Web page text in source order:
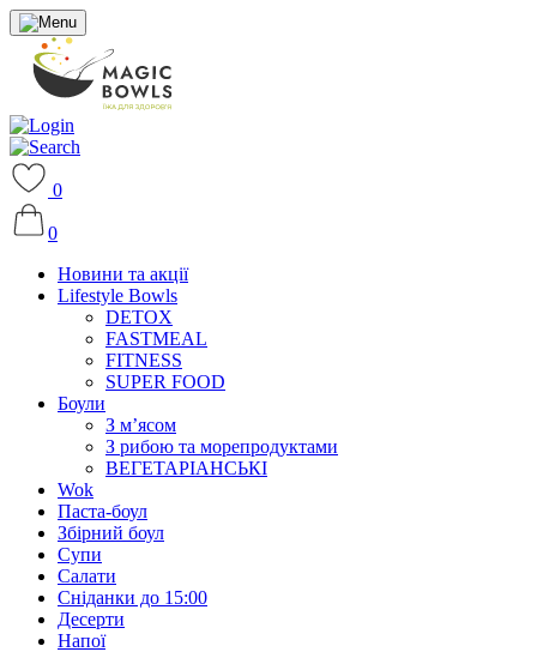
0
0
Новини та акції
Lifestyle Bowls
DETOX
FASTMEAL
FITNESS
SUPER FOOD
Боули
З м’ясом
З рибою та морепродуктами
ВЕГЕТАРІАНСЬКІ
Wok
Паста-боул
Збірний боул
Супи
Салати
Сніданки до 15:00
Десерти
Напої